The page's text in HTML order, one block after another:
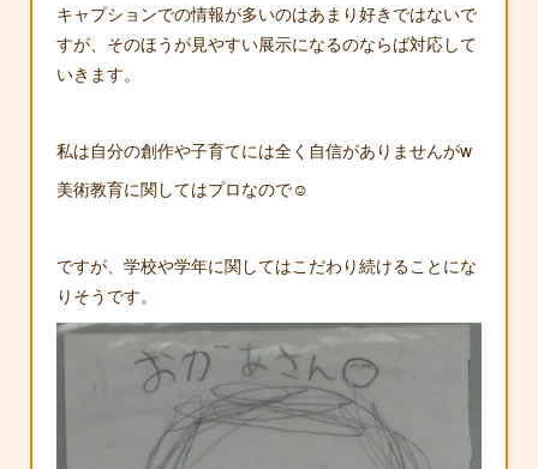
キャプションでの情報が多いのはあまり好きではないで
すが、そのほうが見やすい展示になるのならば対応して
いきます。
私は自分の創作や子育てには全く自信がありませんがw
美術教育に関してはプロなので☺
ですが、学校や学年に関してはこだわり続けることにな
りそうです。